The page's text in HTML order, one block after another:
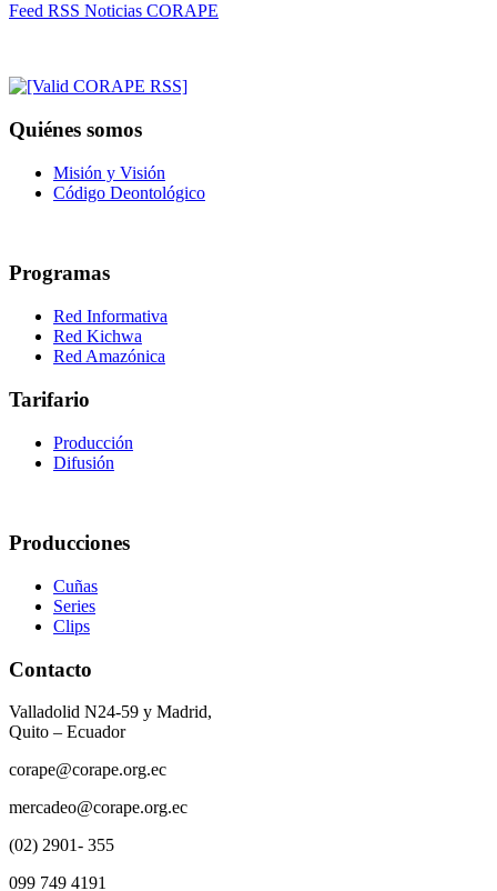
Feed RSS Noticias CORAPE
Quiénes somos
Misión y Visión
Código Deontológico
Programas
Red Informativa
Red Kichwa
Red Amazónica
Tarifario
Producción
Difusión
Producciones
Cuñas
Series
Clips
Contacto
Valladolid N24-59 y Madrid,
Quito – Ecuador
corape@corape.org.ec
mercadeo@corape.org.ec
(02) 2901- 355
099 749 4191